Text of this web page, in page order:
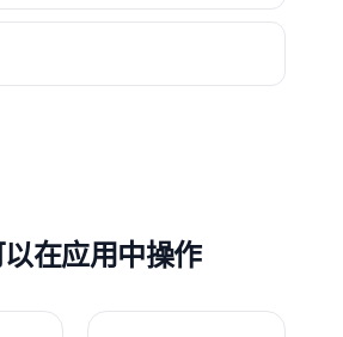
在应用中操作